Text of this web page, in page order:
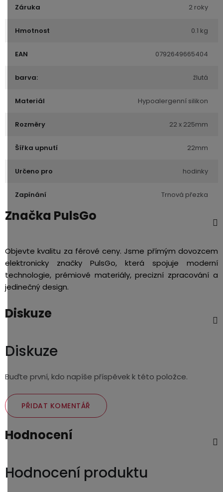
Záruka 2 roky
Hmotnost 0.1 kg
EAN 0792649665404
barva: žlutá
Materiál Hypoalergenní silikon
Rozměry 22 x 225mm
Šířka upnutí 22mm
Určeno pro hodinky
Zapínání Trnová přezka
Značka PulsGo
Objevte kvalitu za férové ceny. Jsme přímým dovozcem
elektronicky značky PulsGo, která spojuje moderní
technologie, prémiové materiály, precizní zpracování a
jedinečný design.
Diskuze
Diskuze
Buďte první, kdo napíše příspěvek k této položce.
PŘIDAT KOMENTÁŘ
Hodnocení
Hodnocení produktu